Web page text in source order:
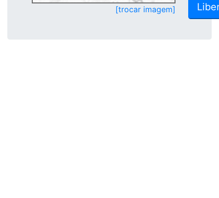
[trocar imagem]